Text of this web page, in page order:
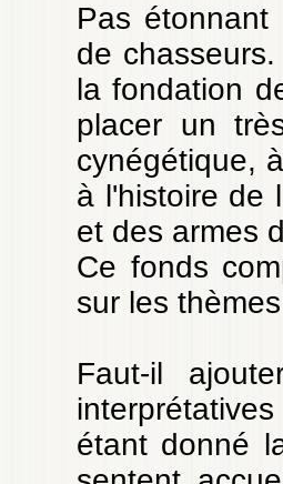
Pas
de
la fondation
placer un
cynégétique,
à l'histoire de
et des armes
Ce fonds
sur les
Faut-il
étant donné